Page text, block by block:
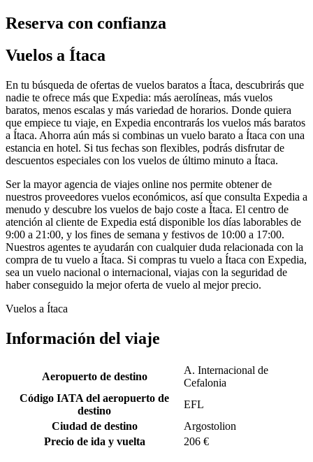
Reserva con confianza
Vuelos a Ítaca
En tu búsqueda de ofertas de vuelos baratos a Ítaca, descubrirás que
nadie te ofrece más que Expedia: más aerolíneas, más vuelos
baratos, menos escalas y más variedad de horarios. Donde quiera
que empiece tu viaje, en Expedia encontrarás los vuelos más baratos
a Ítaca. Ahorra aún más si combinas un vuelo barato a Ítaca con una
estancia en hotel. Si tus fechas son flexibles, podrás disfrutar de
descuentos especiales con los vuelos de último minuto a Ítaca.
Ser la mayor agencia de viajes online nos permite obtener de
nuestros proveedores vuelos económicos, así que consulta Expedia a
menudo y descubre los vuelos de bajo coste a Ítaca. El centro de
atención al cliente de Expedia está disponible los días laborables de
9:00 a 21:00, y los fines de semana y festivos de 10:00 a 17:00.
Nuestros agentes te ayudarán con cualquier duda relacionada con la
compra de tu vuelo a Ítaca. Si compras tu vuelo a Ítaca con Expedia,
sea un vuelo nacional o internacional, viajas con la seguridad de
haber conseguido la mejor oferta de vuelo al mejor precio.
Vuelos a Ítaca
Información del viaje
Aeropuerto de destino
A. Internacional de
Cefalonia
Código IATA del aeropuerto de
destino
EFL
Ciudad de destino
Argostolion
Precio de ida y vuelta
206 €